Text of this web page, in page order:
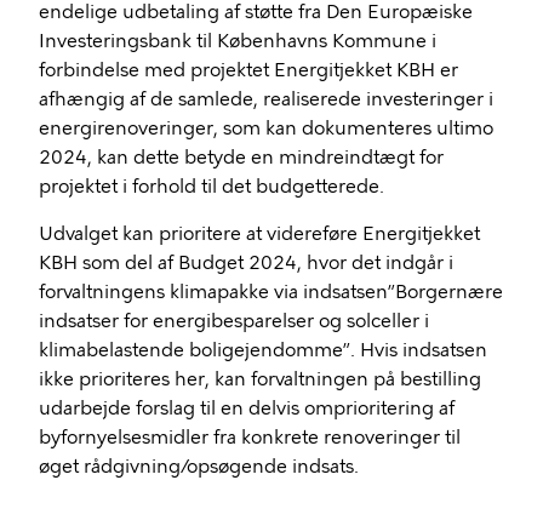
endelige udbetaling af støtte fra Den Europæiske
Investeringsbank til Københavns Kommune i
forbindelse med projektet Energitjekket KBH er
afhængig af de samlede, realiserede investeringer i
energirenoveringer, som kan dokumenteres ultimo
2024, kan dette betyde en mindreindtægt for
projektet i forhold til det budgetterede.
Udvalget kan prioritere at videreføre Energitjekket
KBH som del af Budget 2024, hvor det indgår i
forvaltningens klimapakke via indsatsen”Borgernære
indsatser for energibesparelser og solceller i
klimabelastende boligejendomme”. Hvis indsatsen
ikke prioriteres her, kan forvaltningen på bestilling
udarbejde forslag til en delvis omprioritering af
byfornyelsesmidler fra konkrete renoveringer til
øget rådgivning/opsøgende indsats.